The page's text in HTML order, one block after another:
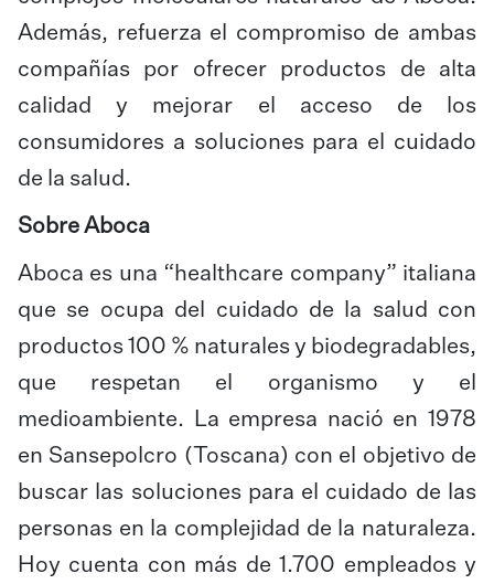
Además, refuerza el compromiso de ambas
compañías por ofrecer productos de alta
calidad y mejorar el acceso de los
consumidores a soluciones para el cuidado
de la salud.
Sobre Aboca
Aboca es una “healthcare company” italiana
que se ocupa del cuidado de la salud con
productos 100 % naturales y biodegradables,
que respetan el organismo y el
medioambiente. La empresa nació en 1978
en Sansepolcro (Toscana) con el objetivo de
buscar las soluciones para el cuidado de las
personas en la complejidad de la naturaleza.
Hoy cuenta con más de 1.700 empleados y